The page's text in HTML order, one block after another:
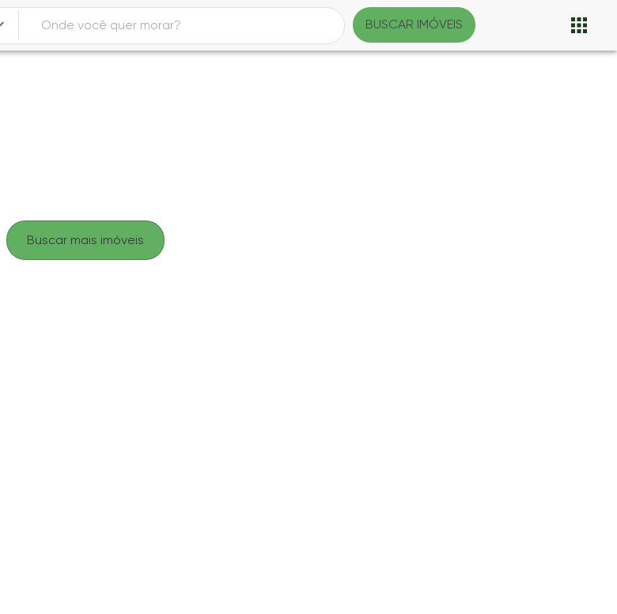
BUSCAR IMÓVEIS
Buscar mais imóveis